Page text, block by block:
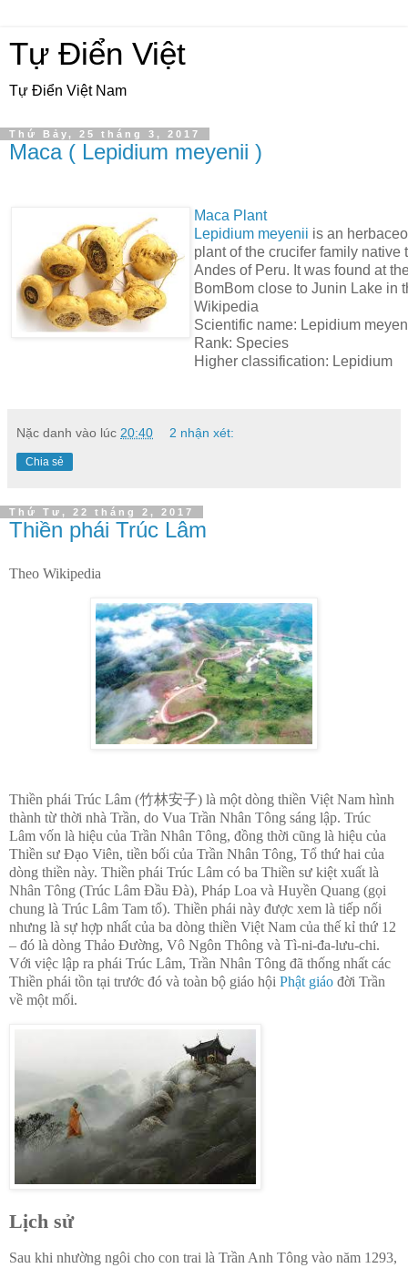
Tự Điển Việt
Tự Điển Việt Nam
Thứ Bảy, 25 tháng 3, 2017
Maca ( Lepidium meyenii )
Maca Plant
Lepidium meyenii is an
plant of the crucifer family native
Andes of Peru. It was found at
BomBom close to Junin Lake in
Wikipedia
Scientific name: Lepidium
Rank: Species
Higher classification: Lepidium
Nặc danh vào lúc 20:40 2 nhận xét:
Chia sẻ
Thứ Tư, 22 tháng 2, 2017
Thiền phái Trúc Lâm
Theo Wikipedia
Thiền phái Trúc Lâm (竹林安子) là một dòng thiền Việt Nam hình
thành từ thời nhà Trần, do Vua Trần Nhân Tông sáng lập. Trúc
Lâm vốn là hiệu của Trần Nhân Tông, đồng thời cũng là hiệu của
Thiền sư Đạo Viên, tiền bối của Trần Nhân Tông, Tổ thứ hai của
dòng thiền này. Thiền phái Trúc Lâm có ba Thiền sư kiệt xuất là
Nhân Tông (Trúc Lâm Đầu Đà), Pháp Loa và Huyền Quang (gọi
chung là Trúc Lâm Tam tổ). Thiền phái này được xem là tiếp nối
nhưng là sự hợp nhất của ba dòng thiền Việt Nam của thế kỉ thứ 12
– đó là dòng Thảo Đường, Vô Ngôn Thông và Tì-ni-đa-lưu-chi.
Với việc lập ra phái Trúc Lâm, Trần Nhân Tông đã thống nhất các
Thiền phái tồn tại trước đó và toàn bộ giáo hội Phật giáo đời Trần
về một mối.
Lịch sử
Sau khi nhường ngôi cho con trai là Trần Anh Tông vào năm 1293,